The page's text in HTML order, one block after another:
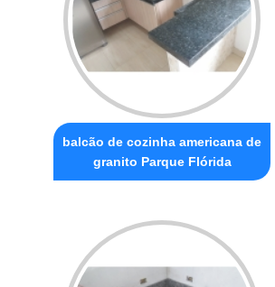
balcão de cozinha americana de
granito Parque Flórida